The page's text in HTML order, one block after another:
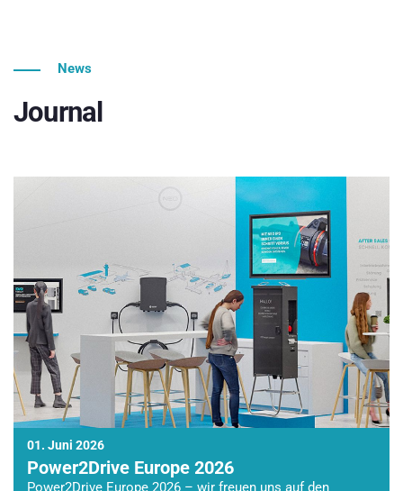
News
Journal
01. Juni 2026
Power2Drive Europe 2026
Power2Drive Europe 2026 – wir freuen uns auf den